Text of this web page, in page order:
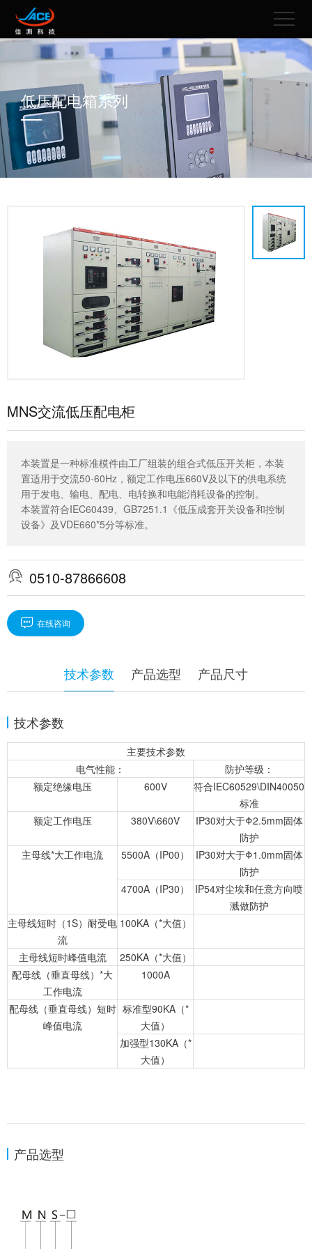
低压配电箱系列
MNS交流低压配电柜
本装置是一种标准模件由工厂组装的组合式低压开关柜，本装
置适用于交流50-60Hz，额定工作电压660V及以下的供电系统
用于发电、输电、配电、电转换和电能消耗设备的控制。
本装置符合IEC60439、GB7251.1《低压成套开关设备和控制
设备》及VDE660*5分等标准。
 0510-87866608
 在线咨询
技术参数 产品选型 产品尺寸
技术参数
主要技术参数
电气性能：
防护等级：
额定绝缘电压
600V
符合IEC60529\DIN40050
标准
额定工作电压
380V\660V
IP30对大于Φ2.5mm固体
防护
主母线*大工作电流
5500A（IP00）
IP30对大于Φ1.0mm固体
防护
4700A（IP30）
IP54对尘埃和任意方向喷
溅做防护
主母线短时（1S）耐受电
流
100KA（*大值）
主母线短时峰值电流
250KA（*大值）
配母线（垂直母线）*大
工作电流
1000A
配母线（垂直母线）短时
峰值电流
标准型90KA（*
大值）
加强型130KA（*
大值）
产品选型